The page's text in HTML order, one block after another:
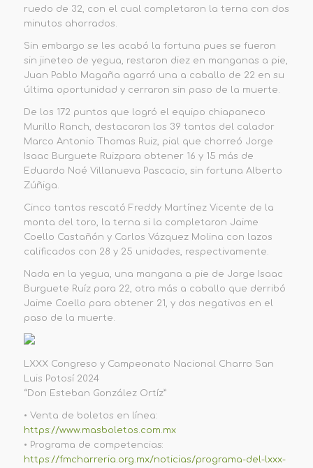
ruedo de 32, con el cual completaron la terna con dos
minutos ahorrados.
Sin embargo se les acabó la fortuna pues se fueron
sin jineteo de yegua, restaron diez en manganas a pie,
Juan Pablo Magaña agarró una a caballo de 22 en su
última oportunidad y cerraron sin paso de la muerte.
De los 172 puntos que logró el equipo chiapaneco
Murillo Ranch
destacaron los 39 tantos del calador
Marco Antonio Thomas Ruiz, pial que chorreó Jorge
Isaac Burguete Ruizpara obtener 16 y 15 más de
Eduardo Noé Villanueva Pascacio, sin fortuna Alberto
Zúñiga.
Cinco tantos rescató Freddy Martínez Vicente de la
monta del toro,
la terna si la completaron Jaime
Coello Castañón y Carlos Vázquez Molina con lazos
calificados con 28 y 25 unidades, respectivamente.
Nada en la yegua, una mangana a pie de Jorge Isaac
Burguete Ruíz para 22, otra más a caballo que derribó
Jaime Coello para obtener 21, y dos negativos en el
paso de la muerte.
LXXX Congreso y Campeonato Nacional Charro San
Luis Potosí 2024
“Don Esteban González Ortíz”
• Venta de boletos en línea:
https://www.masboletos.com.mx
• Programa de competencias:
https://fmcharreria.org.mx/noticias/programa-del-lxxx-